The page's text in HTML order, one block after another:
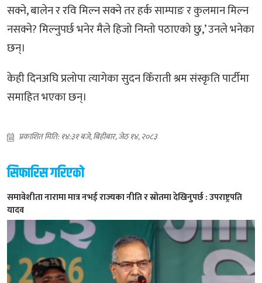
सक्ने, बालेन र रवि मिल्न सक्ने तर हर्क साम्पाङ र कुलमान मिल्न
नसक्ने? मिल्नुपर्छ भनेर मैले हिजो निम्तो पठाएको छु,’ उनले भनेका
छन्।
केही दिनअघि प्रलोपा त्यागेका सुदन किँराती श्रम संस्कृति पार्टीमा
समाहित भएका छन्।
प्रकाशित मिति: १४:३१ बजे, बिहीबार, जेठ १४, २०८३
सिफारिस गरिएको
समावेशीता नारामा मात्र नभई राज्यका नीति र स्रोतमा देखिनुपर्छ : उपराष्ट्रपति
यादव